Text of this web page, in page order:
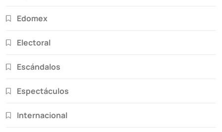
Edomex
Electoral
Escándalos
Espectáculos
Internacional